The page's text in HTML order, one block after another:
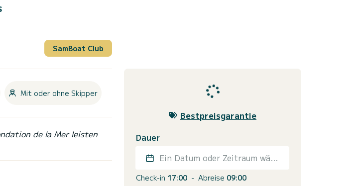
SamBoat Club
Mit oder ohne Skipper
de la Mer leisten
Bestpreisgarantie
Dauer
Ein Datum oder Zeitraum wählen
Check-in 17:00 - Abreise 09:00